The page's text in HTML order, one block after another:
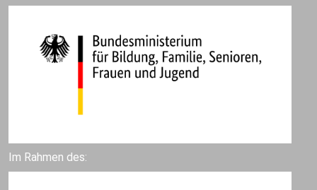
Im Rahmen des: